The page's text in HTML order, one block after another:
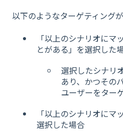
以下のようなターゲティング
「以上のシナリオにマ
とがある」を選択した
選択したシナリ
あり、かつその
ユーザーをター
「以上のシナリオにマ
選択した場合